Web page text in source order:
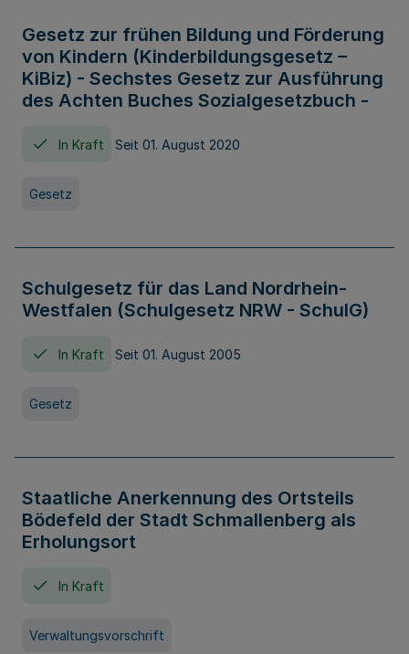
Gesetz zur frühen Bildung und Förderung
von Kindern (Kinderbildungsgesetz –
KiBiz) - Sechstes Gesetz zur Ausführung
des Achten Buches Sozialgesetzbuch -
In Kraft Seit 01. August 2020
Gesetz
Schulgesetz für das Land Nordrhein-
Westfalen (Schulgesetz NRW - SchulG)
In Kraft Seit 01. August 2005
Gesetz
Staatliche Anerkennung des Ortsteils
Bödefeld der Stadt Schmallenberg als
Erholungsort
In Kraft
Verwaltungsvorschrift